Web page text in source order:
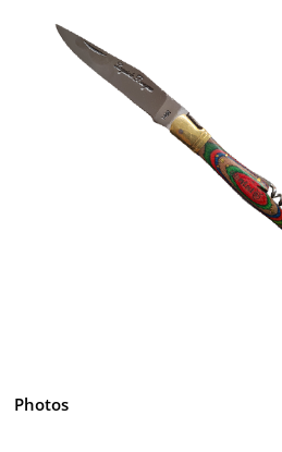
Photos